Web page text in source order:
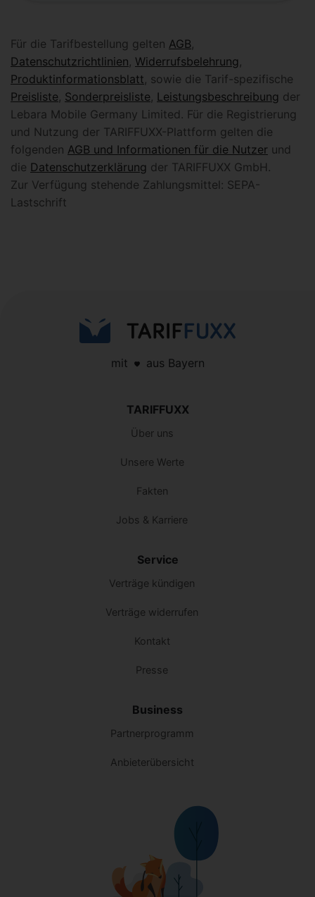
Für die Tarifbestellung gelten AGB,
Datenschutzrichtlinien, Widerrufsbelehrung ,
Produktinformationsblatt, sowie die Tarif-spezifische
Preisliste, Sonderpreisliste, Leistungsbeschreibung der
Lebara Mobile Germany Limited. Für die Registrierung
und Nutzung der TARIFFUXX-Plattform gelten die
folgenden AGB und Informationen für die Nutzer und
die Datenschutzerklärung der TARIFFUXX GmbH.
Zur Verfügung stehende Zahlungsmittel: SEPA-
Lastschrift
mit aus Bayern
TARIFFUXX
Über uns
Unsere Werte
Fakten
Jobs & Karriere
Service
Verträge kündigen
Verträge widerrufen
Kontakt
Presse
Business
Partnerprogramm
Anbieterübersicht